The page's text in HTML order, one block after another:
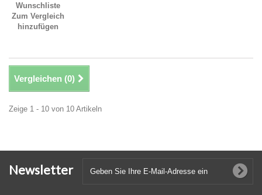
Wunschliste
Zum Vergleich
hinzufügen
Vergleichen (0)
Zeige 1 - 10 von 10 Artikeln
Newsletter